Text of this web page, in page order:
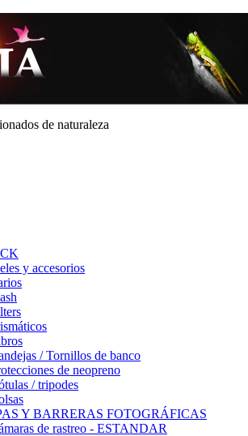
de naturaleza
y accesorios
/ Tornillos de banco
de neopreno
/ tripodes
Y BARRERAS FOTOGRÁFICAS
de rastreo - ESTANDAR